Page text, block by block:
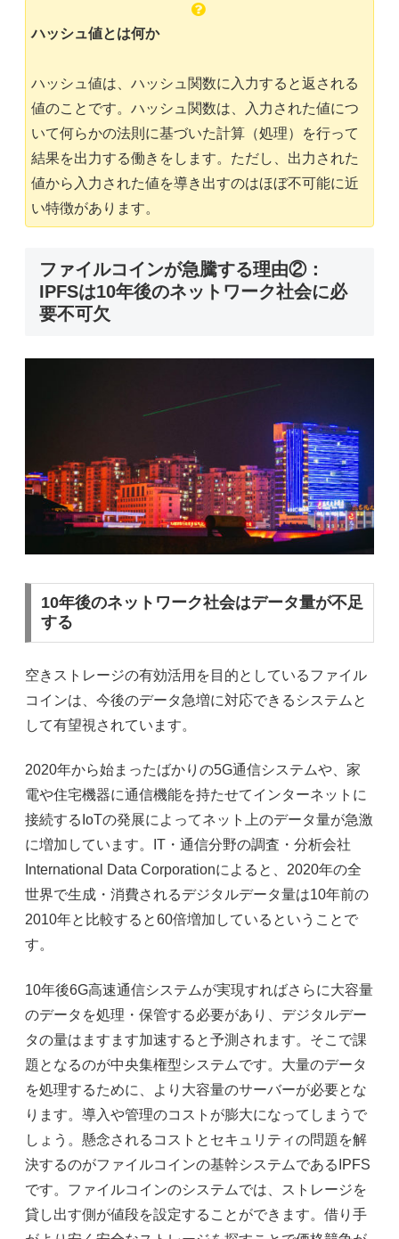
ハッシュ値とは何か
ハッシュ値は、ハッシュ関数に入力すると返される
値のことです。ハッシュ関数は、入力された値につ
いて何らかの法則に基づいた計算（処理）を行って
結果を出力する働きをします。ただし、出力された
値から入力された値を導き出すのはほぼ不可能に近
い特徴があります。
ファイルコインが急騰する理由②：
IPFSは10年後のネットワーク社会に必
要不可欠
10年後のネットワーク社会はデータ量が不足
する
空きストレージの有効活用を目的としているファイル
コインは、今後のデータ急増に対応できるシステムと
して有望視されています。
2020年から始まったばかりの5G通信システムや、家
電や住宅機器に通信機能を持たせてインターネットに
接続する IoTの発展によってネット上のデータ量が急激
に増加しています。
IT ・通信分野の調査・分析会社
International Data Corporationによると、 2020年の全
世界で生成・消費されるデジタルデータ量は10年前の
2010年と比較すると60倍増加しているということで
す。
10年後6G高速通信システムが実現すればさらに大容量
のデータを処理・保管する必要があり、デジタルデー
タの量はますます加速すると予測されます。そこで課
題となるのが中央集権型システムです。大量のデータ
を処理するために、より大容量のサーバーが必要とな
ります。導入や管理のコストが膨大になってしまうで
しょう。懸念されるコストとセキュリティの問題を解
決するのがファイルコインの基幹システムである IPFS
です。ファイルコインのシステムでは、ストレージを
貸し出す側が値段を設定することができます。借り手